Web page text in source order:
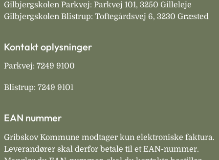
Gilbjergskolen Parkvej: Parkvej 101, 3250 Gilleleje
Gilbjergskolen Blistrup: Toftegårdsvej 6, 3230 Græsted
Kontakt oplysninger
Parkvej: 7249 9100
Blistrup: 7249 9101
EAN nummer
Gribskov Kommune modtager kun elektroniske faktura.
Leverandører skal derfor betale til et EAN-nummer.